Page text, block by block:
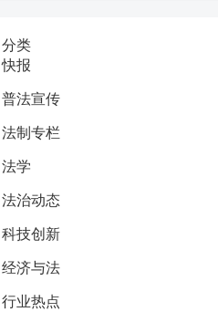
分类
快报
普法宣传
法制专栏
法学
法治动态
科技创新
经济与法
行业热点